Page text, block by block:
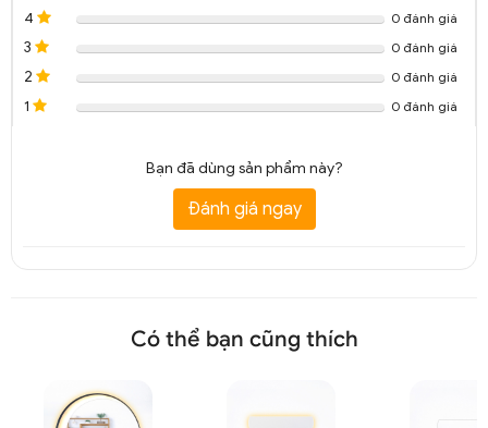
4 0 đánh giá
3 0 đánh giá
2 0 đánh giá
1 0 đánh giá
Bạn đã dùng sản phẩm này?
Đánh giá ngay
Có thể bạn cũng thích